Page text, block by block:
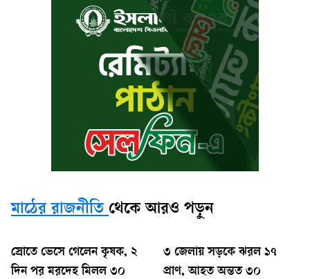
মাঠের রাজনীতি থেকে আরও পড়ুন
স্রোতে ভেসে গেলেন কৃষক, ২
দিন পর মরদেহ মিলল ৩০
৩ জেলায় সড়কে ঝরল ১৭
প্রাণ, আহত অন্তত ৩০